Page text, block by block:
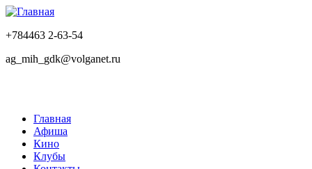
+784463 2-63-54
ag_mih_gdk@volganet.ru
Главная
Афиша
Кино
Клубы